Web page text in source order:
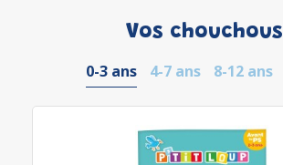
Vos chouchous
0-3 ans 4-7 ans 8-12 ans